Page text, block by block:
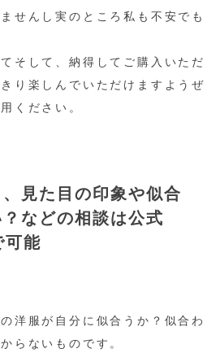
せんし実のところ私も不安でも
そして、納得してご購入いただ
り楽しんでいただけますようぜ
ください。
見た目の印象や似合
などの相談は公式
能
洋服が自分に似合うか？似合わ
らないものです。